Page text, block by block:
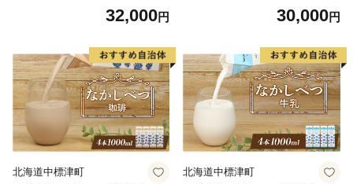
32,000円 30,000円
北海道中標津町 北海道中標津町